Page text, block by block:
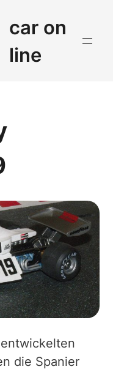
car on
line
die Spanier